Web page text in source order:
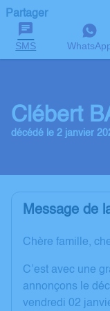
Partager
SMS
Clébert
décédé le 2 janvier
Message de
Chère famille,
C’est avec une
annonçons le
vendredi 02